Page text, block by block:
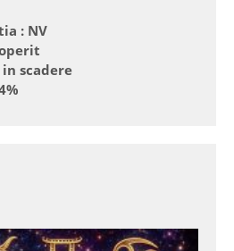
: NV
scadere